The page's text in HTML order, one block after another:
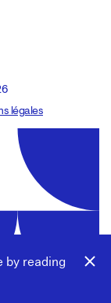
by reading
légales